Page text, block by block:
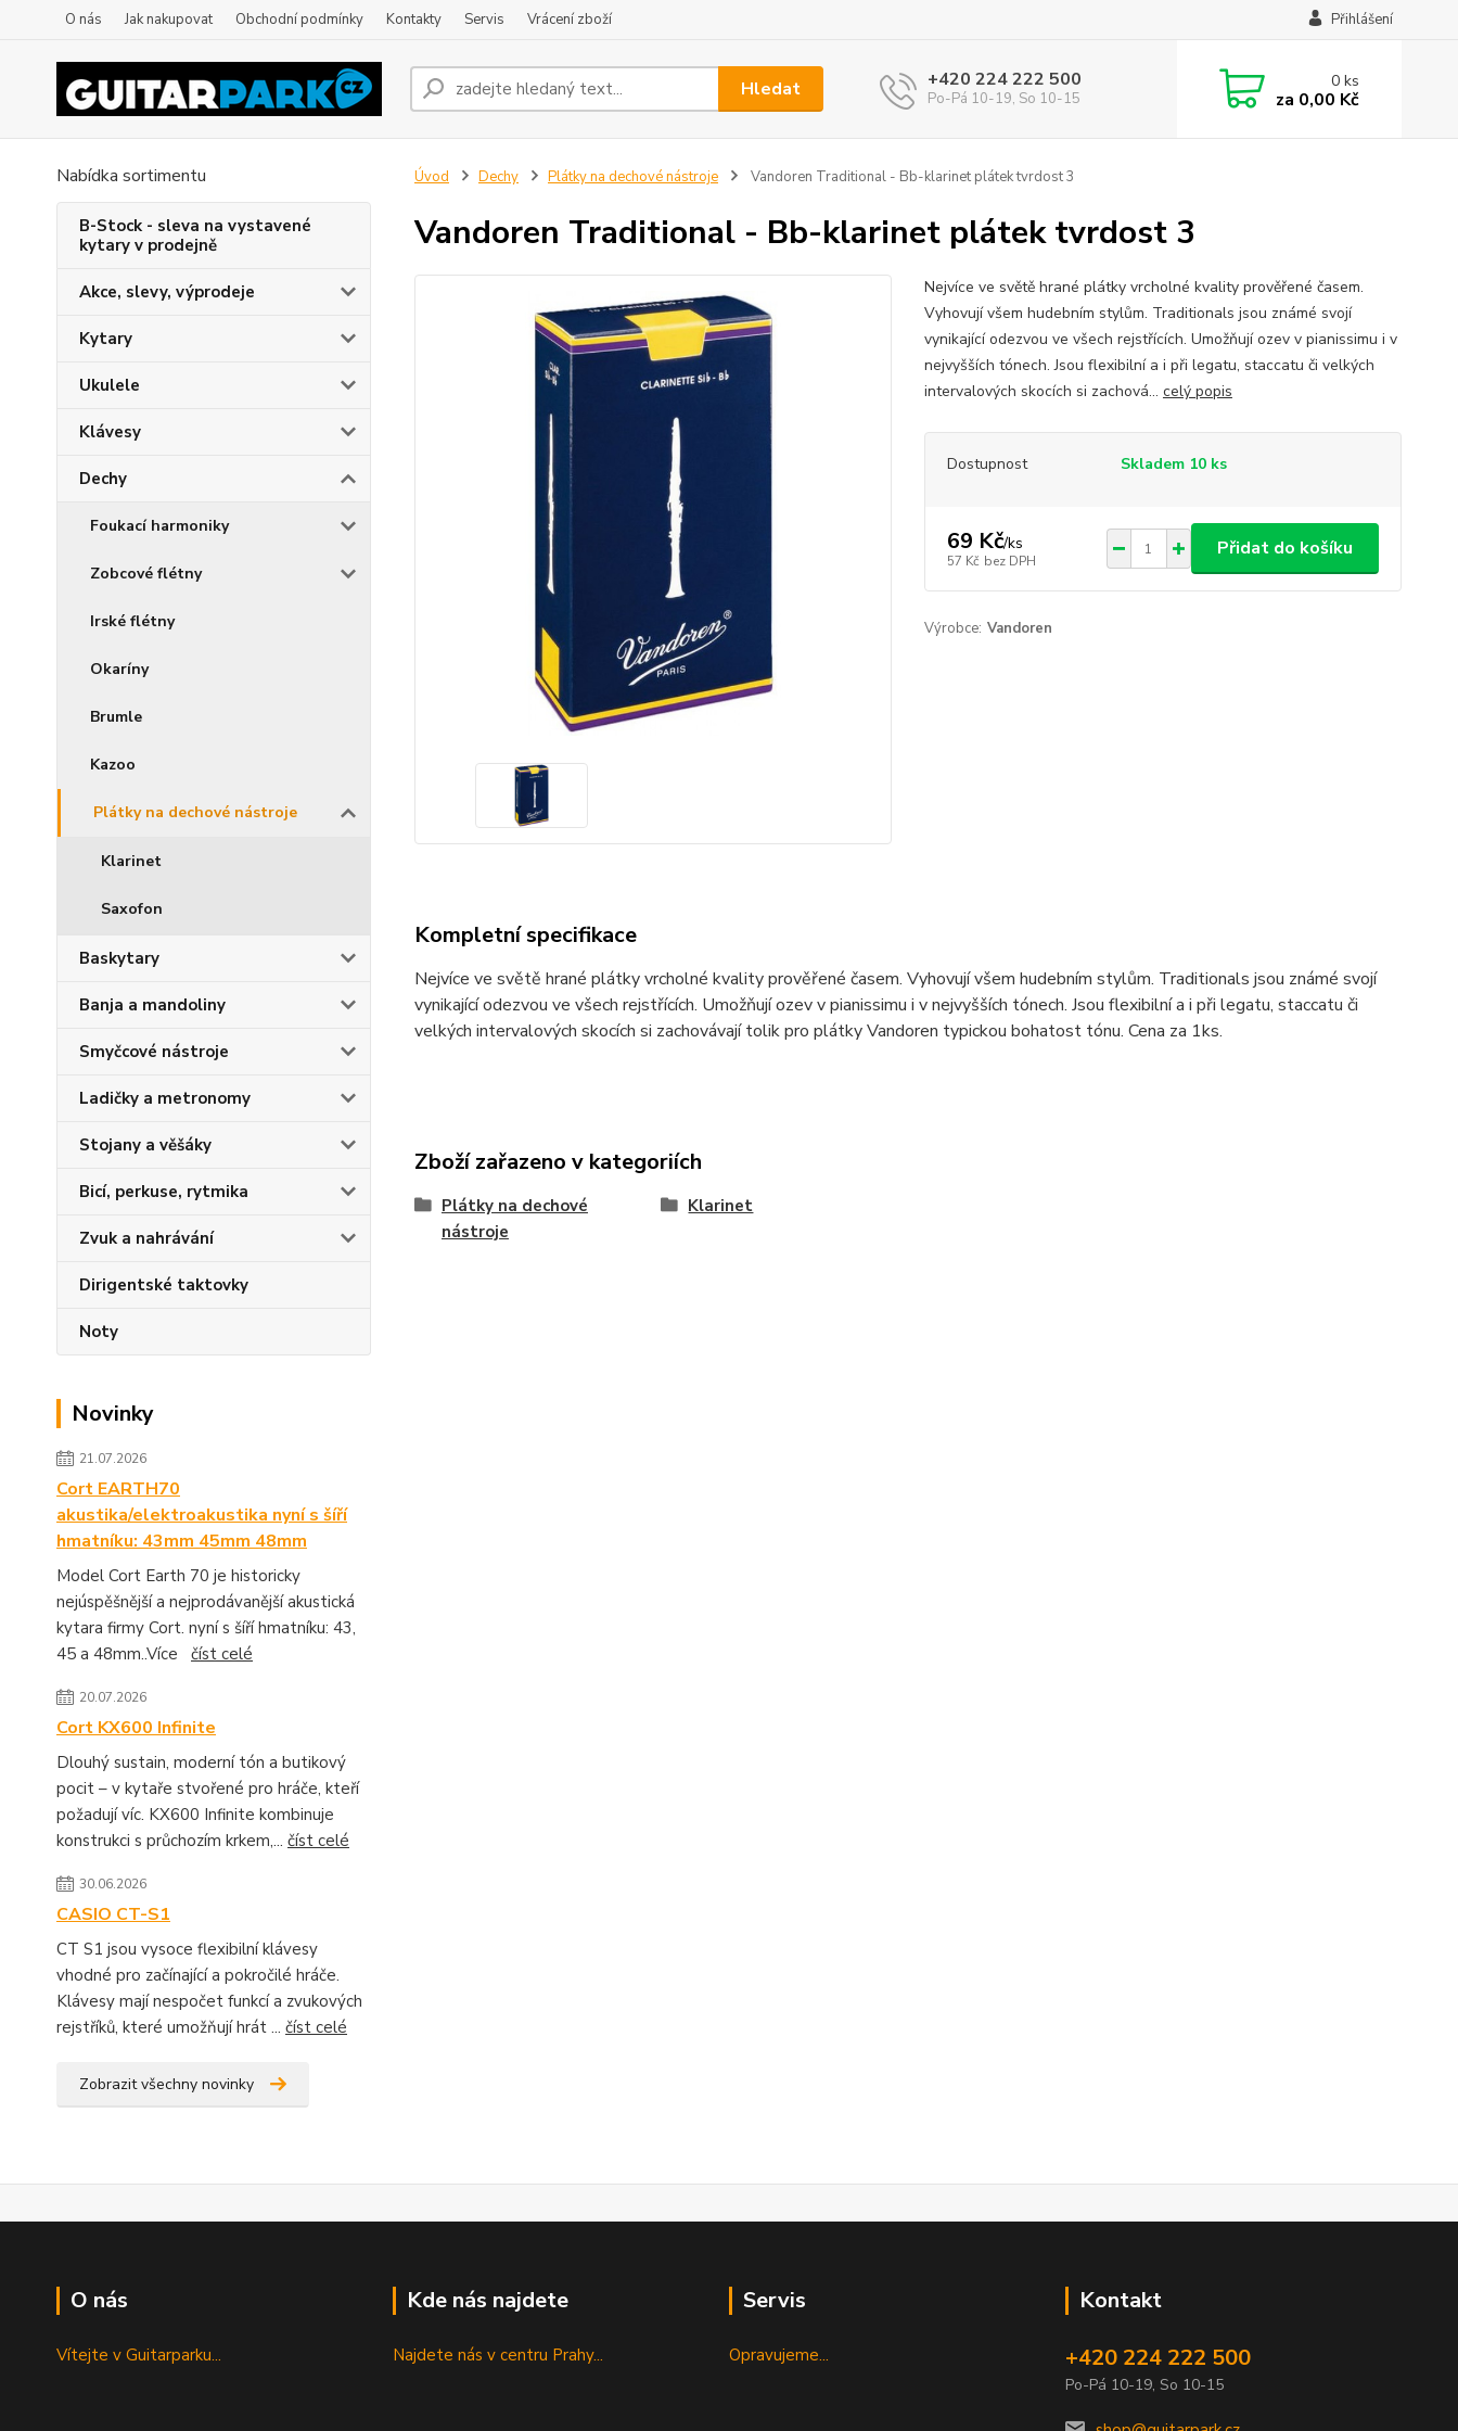
O nás Jak nakupovat Obchodní podmínky Kontakty Servis Vrácení zboží Přihlášení
Hledat +420 224 222 500
Po-Pá 10-19, So 10-15
0ks
za 0,00 Kč
Nabídka sortimentu
B-Stock - sleva na vystavené
kytary v prodejně
Akce, slevy, výprodeje
Kytary
Ukulele
Klávesy
Dechy
Foukací harmoniky
Zobcové flétny
Irské flétny
Okaríny
Brumle
Kazoo
Plátky na dechové nástroje
Klarinet
Saxofon
Baskytary
Banja a mandoliny
Smyčcové nástroje
Ladičky a metronomy
Stojany a věšáky
Bicí, perkuse, rytmika
Zvuk a nahrávání
Dirigentské taktovky
Noty
Novinky
21.07.2026
Cort EARTH70
akustika/elektroakustika nyní s šíří
hmatníku: 43mm 45mm 48mm
Model Cort Earth 70 je historicky
nejúspěšnější a nejprodávanější akustická
kytara firmy Cort. nyní s šíří hmatníku: 43,
45 a 48mm..Více číst celé
20.07.2026
Cort KX600 Infinite
Dlouhý sustain, moderní tón a butikový
pocit – v kytaře stvořené pro hráče, kteří
požadují víc. KX600 Infinite kombinuje
konstrukci s průchozím krkem,... číst celé
30.06.2026
CASIO CT-S1
CT S1 jsou vysoce flexibilní klávesy
vhodné pro začínající a pokročilé hráče.
Klávesy mají nespočet funkcí a zvukových
rejstříků, které umožňují hrát ... číst celé
Zobrazit všechny novinky
Úvod Dechy Plátky na dechové nástroje Vandoren Traditional - Bb-klarinet plátek tvrdost 3
Vandoren Traditional - Bb-klarinet plátek tvrdost 3
Nejvíce ve světě hrané plátky vrcholné kvality prověřené časem.
Vyhovují všem hudebním stylům. Traditionals jsou známé svojí
vynikající odezvou ve všech rejstřících. Umožňují ozev v pianissimu i v
nejvyšších tónech. Jsou flexibilní a i při legatu, staccatu či velkých
intervalových skocích si zachová... celý popis
Dostupnost Skladem 10 ks
69 Kč/ks
57 Kč bez DPH
Přidat do košíku
Výrobce: Vandoren
Kompletní specifikace
Nejvíce ve světě hrané plátky vrcholné kvality prověřené časem. Vyhovují všem hudebním stylům. Traditionals jsou známé svojí
vynikající odezvou ve všech rejstřících. Umožňují ozev v pianissimu i v nejvyšších tónech. Jsou flexibilní a i při legatu, staccatu či
velkých intervalových skocích si zachovávají tolik pro plátky Vandoren typickou bohatost tónu. Cena za 1ks.
Zboží zařazeno v kategoriích
Plátky na dechové
nástroje
Klarinet
O nás
Vítejte v Guitarparku...
Kde nás najdete
Najdete nás v centru Prahy...
Servis
Opravujeme...
Kontakt
+420 224 222 500
Po-Pá 10-19, So 10-15